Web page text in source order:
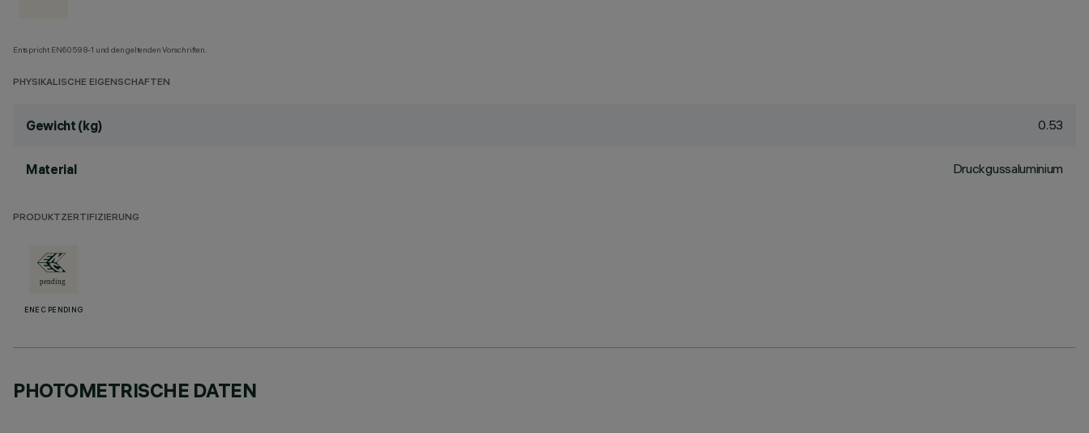
Entspricht EN60598-1 und den geltenden Vorschriften.
PHYSIKALISCHE EIGENSCHAFTEN
Gewicht (kg) 0.53
Material Druckgussaluminium
PRODUKTZERTIFIZIERUNG
ENEC PENDING
PHOTOMETRISCHE DATEN